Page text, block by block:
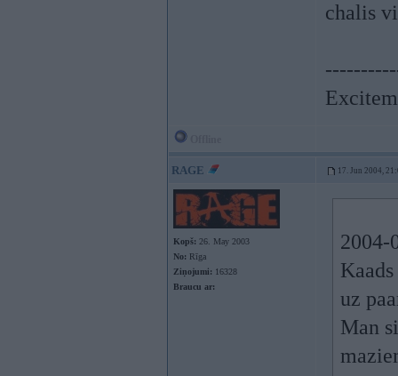
chalis
RAGE 17. Jun 2004,
Kopš: 26. May 2003
No: Rīga
Ziņojumi: 16328
Braucu ar:
2004-
uz
Man